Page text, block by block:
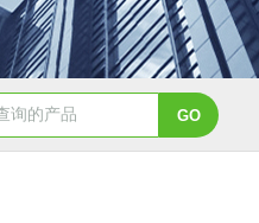
9)铂族金属